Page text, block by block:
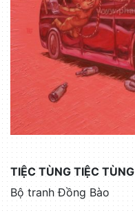
TIỆC TÙNG TIỆC TÙNG
Bộ tranh Đồng Bào